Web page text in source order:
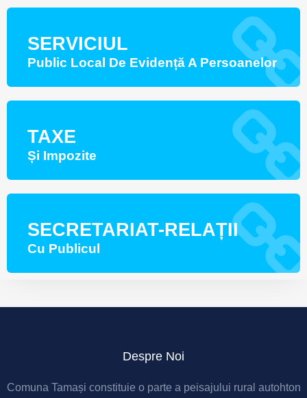
SERVICIUL
Public Local De Evidență A Persoanelor
TAXE
Și Impozite
SECRETARIAT-RELAȚII
Cu Publicul
Despre Noi
Comuna Tamași constituie o parte a peisajului rural autohton